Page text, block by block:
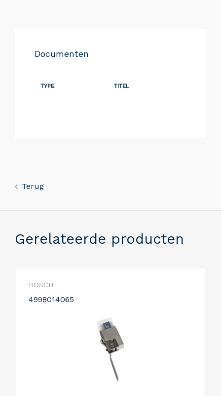
Documenten
TYPE TITEL
Terug
Gerelateerde producten
BOSCH
4998014065